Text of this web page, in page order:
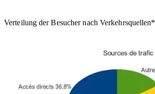
Verteilung der Besucher nach Verkehrsquellen*